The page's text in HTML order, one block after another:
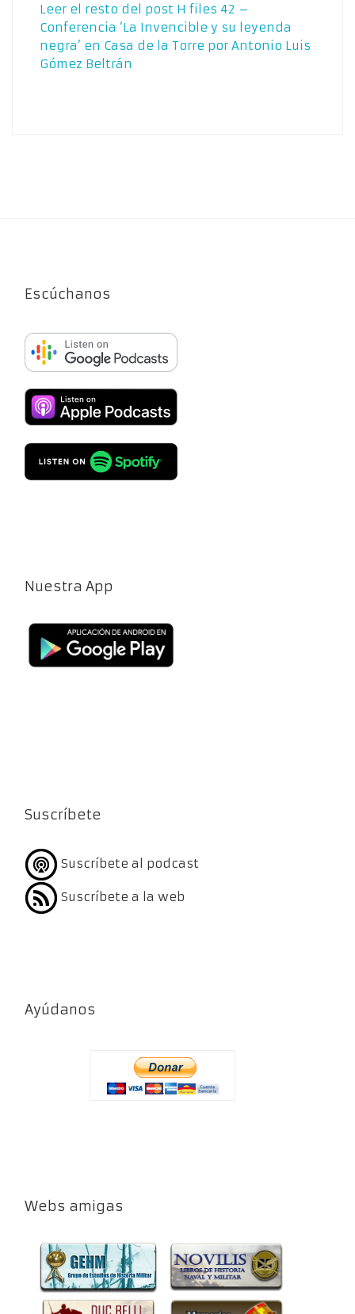
Leer el resto del post H files 42 –
Conferencia ‘La Invencible y su leyenda
negra’ en Casa de la Torre por Antonio Luis
Gómez Beltrán
Escúchanos
Nuestra App
Suscríbete
Suscríbete al podcast
Suscríbete a la web
Ayúdanos
Webs amigas